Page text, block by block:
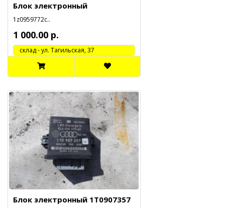
Блок электронный
1z0959772c..
1 000.00 р.
cклад - ул. Тагильская, 37
Блок электронный 1T0907357